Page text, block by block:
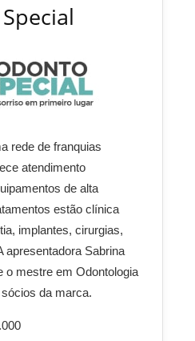
rede de franquias
atendimento
de alta
estão clínica
implantes, cirurgias,
apresentadora Sabrina
o mestre em Odontologia
da marca.